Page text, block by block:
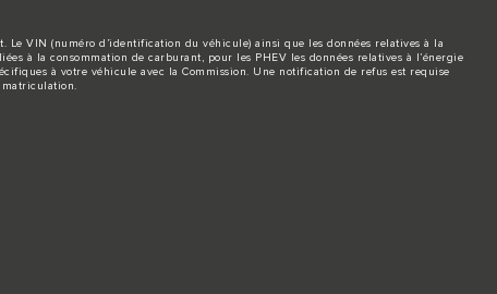
VIN (numéro d’identification du véhicule) ainsi que les données relatives à la
à la consommation de carburant, pour les PHEV les données relatives à l’énergie
à votre véhicule avec la Commission. Une notification de refus est requise